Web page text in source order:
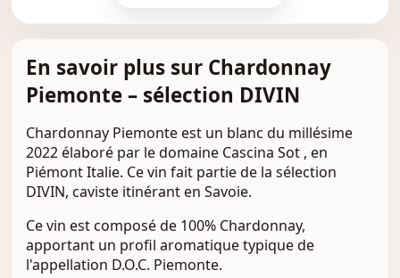
En savoir plus sur Chardonnay
Piemonte – sélection DIVIN
Chardonnay Piemonte est un blanc du millésime
2022 élaboré par le domaine Cascina Sot , en
Piémont Italie. Ce vin fait partie de la sélection
DIVIN, caviste itinérant en Savoie.
Ce vin est composé de 100% Chardonnay,
apportant un profil aromatique typique de
l'appellation D.O.C. Piemonte.